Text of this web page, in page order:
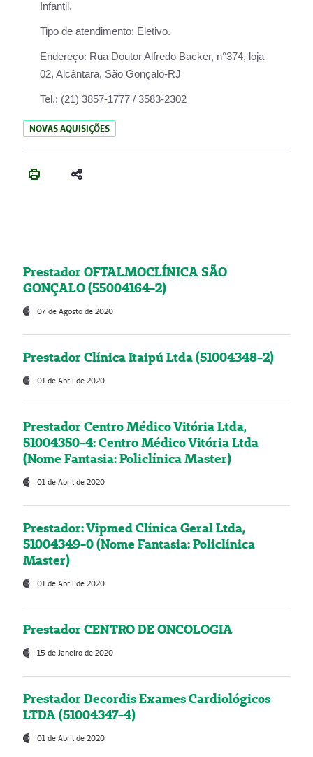
Infantil.
Tipo de atendimento: Eletivo.
Endereço: Rua Doutor Alfredo Backer, n°374, loja
02, Alcântara, São Gonçalo-RJ
Tel.: (21) 3857-1777 / 3583-2302
NOVAS AQUISIÇÕES
Prestador OFTALMOCLÍNICA SÃO
GONÇALO (55004164-2)
07 de Agosto de 2020
Prestador Clínica Itaipú Ltda (51004348-2)
01 de Abril de 2020
Prestador Centro Médico Vitória Ltda,
51004350-4: Centro Médico Vitória Ltda
(Nome Fantasia: Policlínica Master)
01 de Abril de 2020
Prestador: Vipmed Clínica Geral Ltda,
51004349-0 (Nome Fantasia: Policlínica
Master)
01 de Abril de 2020
Prestador CENTRO DE ONCOLOGIA
15 de Janeiro de 2020
Prestador Decordis Exames Cardiológicos
LTDA (51004347-4)
01 de Abril de 2020